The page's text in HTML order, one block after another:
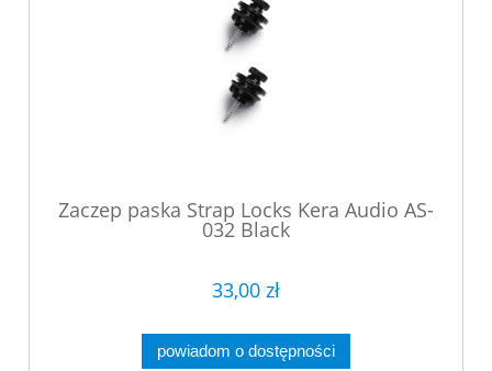
Zaczep paska Strap Locks Kera Audio AS-
032 Black
33,00 zł
powiadom o dostępności